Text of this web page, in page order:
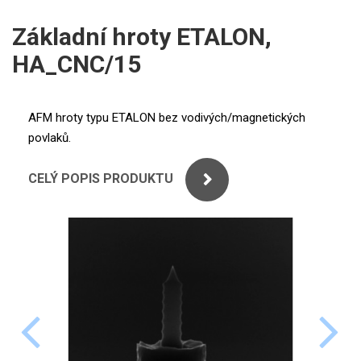
PERKINELMER
SHIMADZU
ANALYTIK JENA
STANDARDY
ICP
Příprava vzorků
MS/SPM
Základní hroty ETALON,
HA_CNC/15
AFM hroty typu ETALON bez vodivých/magnetických
povlaků.
CELÝ POPIS PRODUKTU